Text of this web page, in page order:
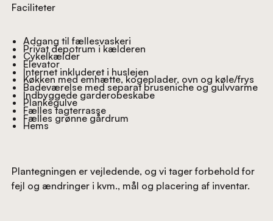
Faciliteter
Adgang til fællesvaskeri
Privat depotrum i kælderen
Cykelkælder
Elevator
Internet inkluderet i huslejen
Køkken med emhætte, kogeplader, ovn og køle/frys
Badeværelse med separat bruseniche og gulvvarme
Indbyggede garderobeskabe
Plankegulve
Fælles tagterrasse
Fælles grønne gårdrum
Hems
Plantegningen er vejledende, og vi tager forbehold for
fejl og ændringer i kvm., mål og placering af inventar.